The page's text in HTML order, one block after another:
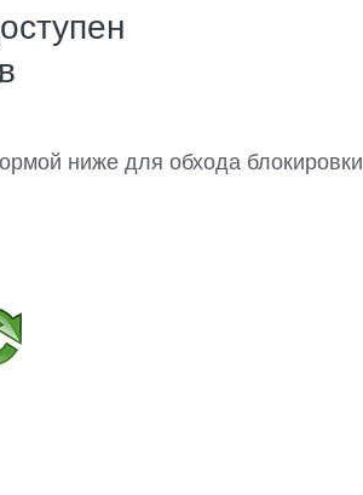
ниже для обхода блокировки